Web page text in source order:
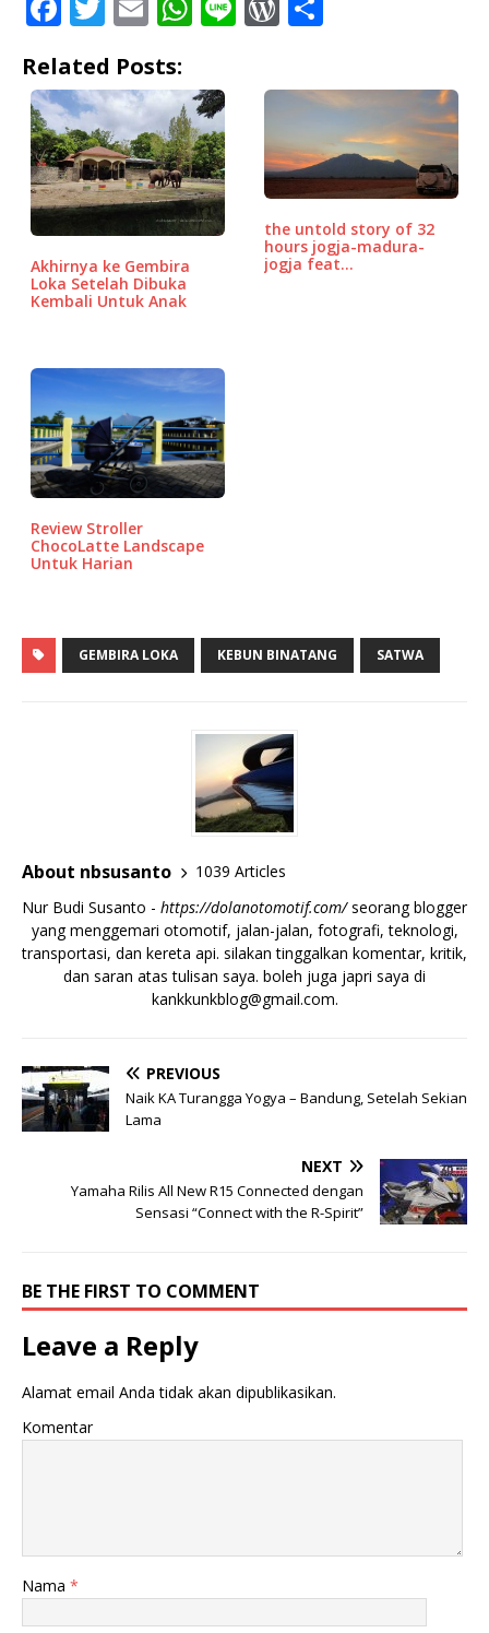
c
e
b
o
o
k
it
te
r
ai
l
at
s
A
p
p
r
P
r
e
ss
ar
e
Related Posts:
Akhirnya ke Gembira
Loka Setelah Dibuka
Kembali Untuk Anak
the untold story of 32
hours jogja-madura-
jogja feat…
Review Stroller
ChocoLatte Landscape
Untuk Harian
GEMBIRA LOKA KEBUN BINATANG SATWA
About nbsusanto
1039 Articles
Nur Budi Susanto - https://dolanotomotif.com/seorang blogger
yang menggemari otomotif, jalan-jalan, fotografi, teknologi,
transportasi, dan kereta api. silakan tinggalkan komentar, kritik,
dan saran atas tulisan saya. boleh juga japri saya di
kankkunkblog@gmail.com.
PREVIOUS
Naik KA Turangga Yogya – Bandung, Setelah Sekian
Lama
NEXT
Yamaha Rilis All New R15 Connected dengan
Sensasi “Connect with the R-Spirit”
BE THE FIRST TO COMMENT
Leave a Reply
Alamat email Anda tidak akan dipublikasikan.
Komentar
Nama *